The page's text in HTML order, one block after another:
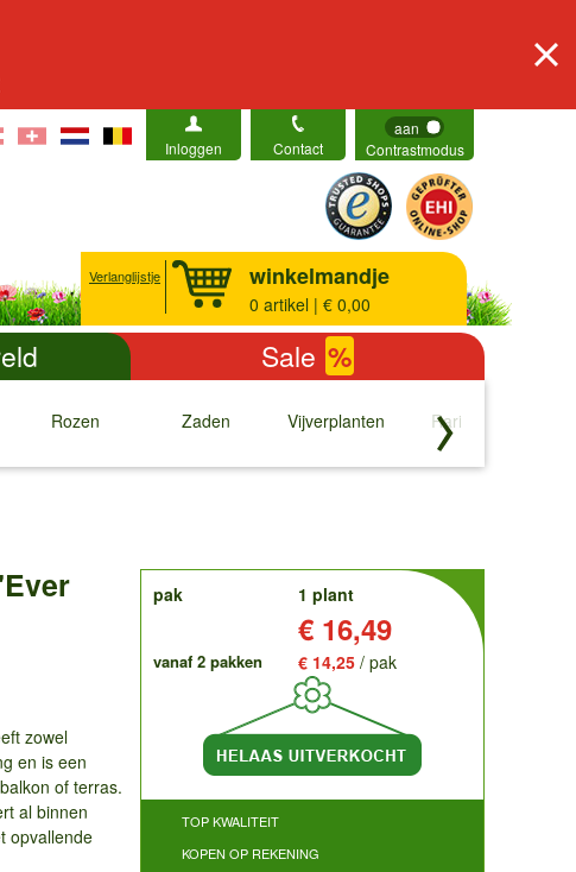
Inloggen Contact
aan
Contrastmodus
Verlanglijstje winkelmandje
0 artikel | € 0,00
Sale %
Rozen
↓
Zaden
↓
Vijverplanten
↓
Rariteiten
↓
zowel
en is een
of terras.
al binnen
opvallende
order
pak
1 plant
€ 16,49
vanaf 2 pakken € 14,25 / pak
TOP KWALITEIT
KOPEN OP REKENING